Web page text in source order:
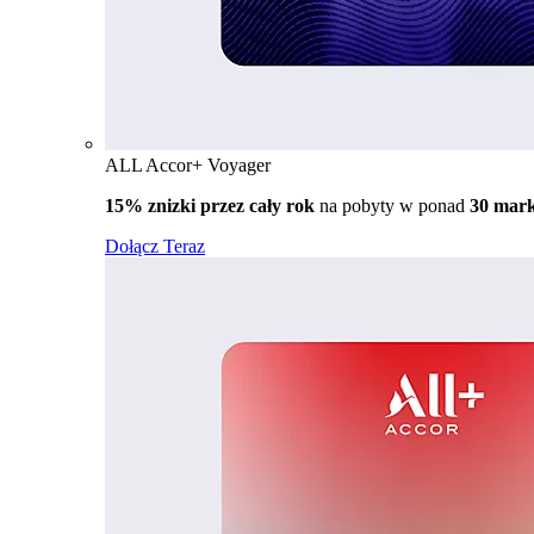
ALL Accor+ Voyager
15% znizki przez cały rok na pobyty w ponad 30
Dołącz Teraz